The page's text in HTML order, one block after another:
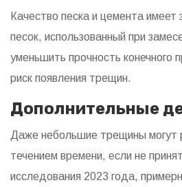
Качество песка и цемента имеет
песок, использованный при
уменьшить прочность конечного
риск появления трещин.
Дополнительные
Даже небольшие трещины могут
течением времени, если не
исследования 2023 года,